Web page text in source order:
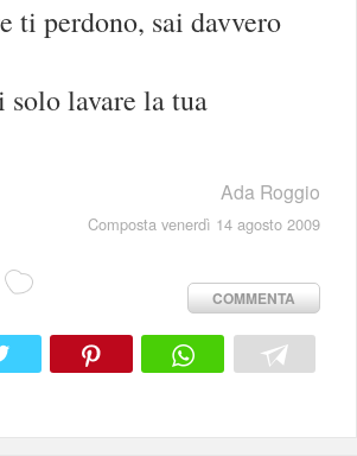
ti perdono, sai davvero
lavare la tua
Ada Roggio
Composta venerdì 14 agosto 2009
COMMENTA